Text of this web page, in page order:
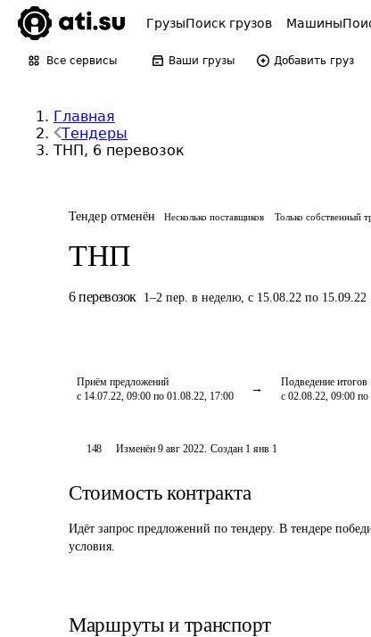
ГрузыПоиск грузов Машины
Все сервисы Ваши грузы Добавить груз
Главная
Тендеры
ТНП, 6 перевозок
Тендер отменён Несколько поставщиков Только собственный
ТНП
6 перевозок 1–2 пер. в неделю, с 15.08.22 по 15.09.22
Приём предложений
с 14.07.22, 09:00 по 01.08.22, 17:00
Подведение итогов
с 02.08.22, 09:00
148 Изменён9 авг 2022. Создан 1 янв 1
Стоимость контракта
Идёт запрос предложений по тендеру. В тендере
условия.
Маршруты и транспорт